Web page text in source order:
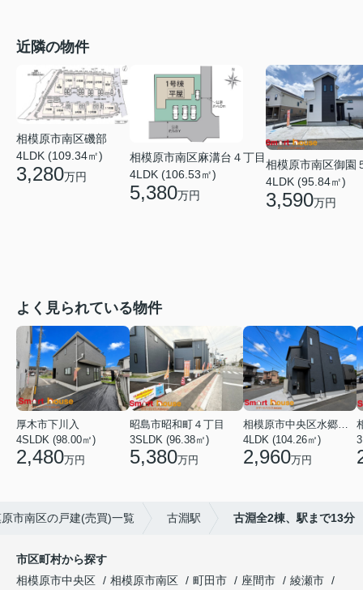
近隣の物件
相模原市南区磯部
4LDK (109.34㎡)
3,280万円
相模原市南区麻溝台４丁目
4LDK (106.53㎡)
5,380万円
相模原市南区御園
4LDK (95.84㎡)
3,590万円
よく見られている物件
厚木市下川入
4SLDK (98.00㎡)
2,480万円
昭島市昭和町４丁目
3SLDK (96.38㎡)
5,380万円
相模原市中央区水郷田名２丁目
4LDK (104.26㎡)
2,960万円
市南区の戸建(売買)一覧 古淵駅 古淵全2棟、駅まで13分
市区町村から探す
相模原市中央区
相模原市南区 町田市 座間市
綾瀬市